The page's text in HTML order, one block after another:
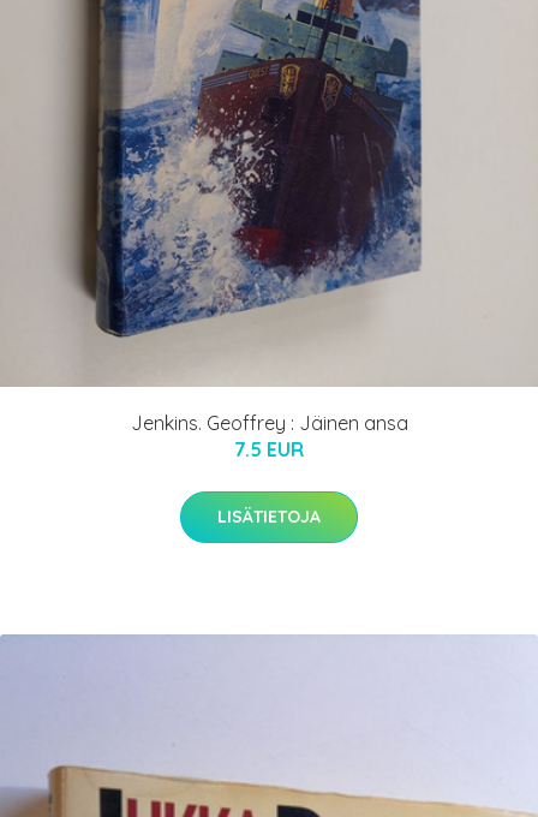
Jenkins. Geoffrey : Jäinen ansa
7.5 EUR
LISÄTIETOJA